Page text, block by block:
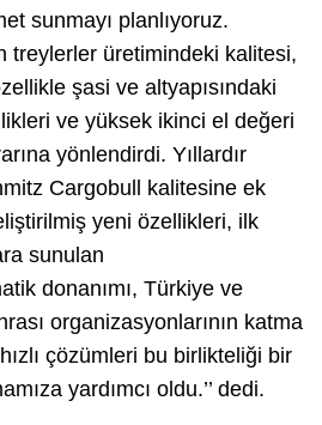
sunmayı planlıyoruz.
treylerler üretimindeki kalitesi,
şasi ve altyapısındaki
ve yüksek ikinci el değeri
yönlendirdi. Yıllardır
Cargobull kalitesine ek
yeni özellikleri, ilk
sunulan
donanımı, Türkiye ve
organizasyonlarının katma
çözümleri bu birlikteliği bir
yardımcı oldu.’’ dedi.